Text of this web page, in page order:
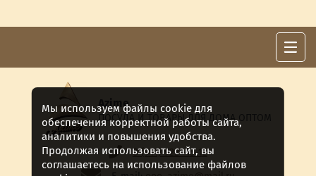
Azime
ПОСУДА И ТОВАРЫ ДЛЯ ДОМА ОПТОМ
8 (911) 922 -15-12
Мы используем файлы cookie для
обеспечения корректной работы сайта,
аналитики и повышения удобства.
Продолжая использовать сайт, вы
соглашаетесь на использование файлов